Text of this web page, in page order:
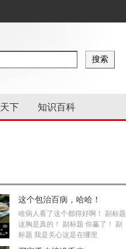
下 知识百科
这个包治百病，哈哈！
啥病人看了这个都得好啊！ 副标题
这胸是真的！ 副标题 你赢了！ 副
标题 我是关心这是在哪里